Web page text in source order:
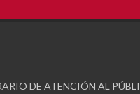
DE ATENCIÓN AL